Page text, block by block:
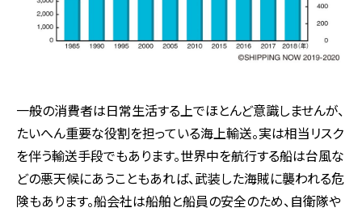
一般の消費者は日常生活する上でほとんど意識しませんが、
たいへん重要な役割を担っている海上輸送。実は相当リスク
を伴う輸送手段でもあります。世界中を航行する船は台風な
どの悪天候にあうこともあれば、武装した海賊に襲われる危
険もあります。船会社は船舶と船員の安全のため、自衛隊や